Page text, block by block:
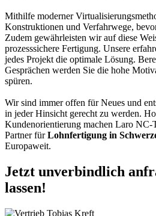
Mithilfe moderner
Konstruktionen und Verfahrwege,
Zudem gewährleisten wir auf diese
prozesssichere Fertigung. Unsere
jedes Projekt die optimale Lösung.
Gesprächen werden Sie die hohe
spüren.
Wir sind immer offen für Neues und
in jeder Hinsicht gerecht zu werden.
Kundenorientierung machen Laro NC-
Partner fürLohnfertigung in
Europaweit.
Jetzt unverbindlich
lassen!